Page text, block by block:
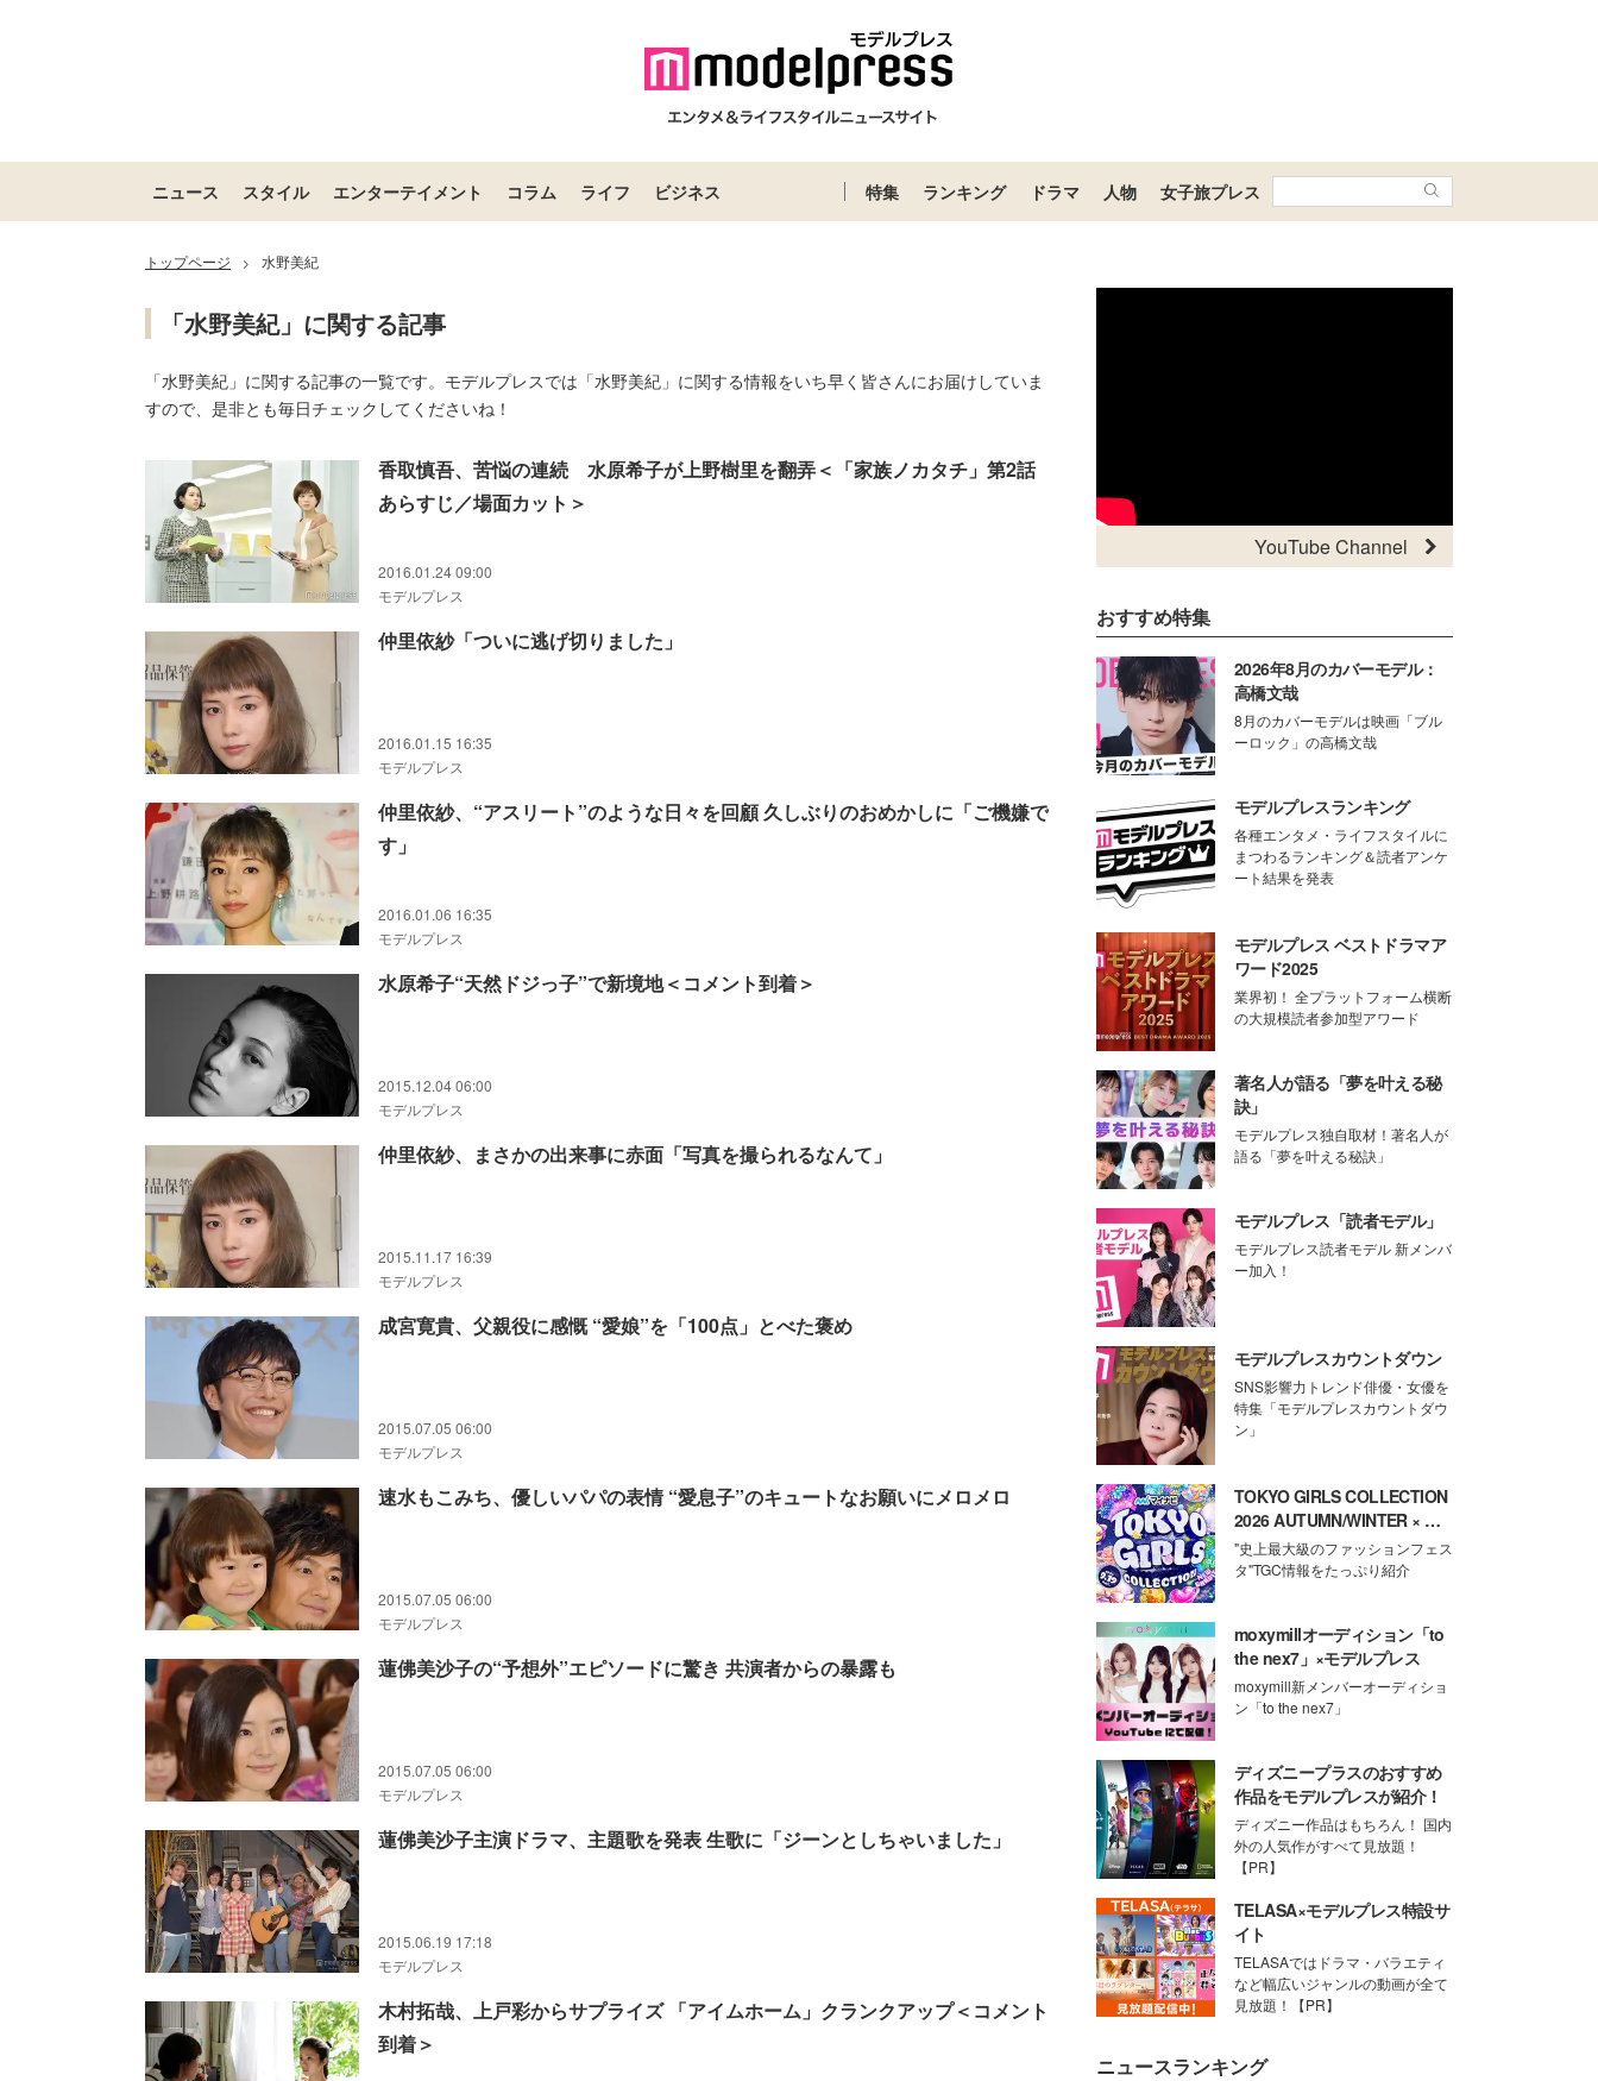
ニュース スタイル エンターテイメント コラム ライフ ビジネス 特集 ランキング ドラマ 人物 女子旅プレス
トップページ > 水野美紀
「水野美紀」に関する記事
「水野美紀」に関する記事の一覧です。モデルプレスでは「水野美紀」に関する情報をいち早く皆さんにお届けしていま
すので、是非とも毎日チェックしてくださいね！
香取慎吾、苦悩の連続 水原希子が上野樹里を翻弄＜「家族ノカタチ」第2話
あらすじ／場面カット＞
2016.01.24 09:00
モデルプレス
仲里依紗「ついに逃げ切りました」
2016.01.15 16:35
モデルプレス
仲里依紗、“アスリート”のような日々を回顧 久しぶりのおめかしに「ご機嫌で
す」
2016.01.06 16:35
モデルプレス
水原希子“天然ドジっ子”で新境地＜コメント到着＞
2015.12.04 06:00
モデルプレス
仲里依紗、まさかの出来事に赤面「写真を撮られるなんて」
2015.11.17 16:39
モデルプレス
成宮寛貴、父親役に感慨 “愛娘”を「100点」とべた褒め
2015.07.05 06:00
モデルプレス
速水もこみち、優しいパパの表情 “愛息子”のキュートなお願いにメロメロ
2015.07.05 06:00
モデルプレス
蓮佛美沙子の“予想外”エピソードに驚き 共演者からの暴露も
2015.07.05 06:00
モデルプレス
蓮佛美沙子主演ドラマ、主題歌を発表 生歌に「ジーンとしちゃいました」
2015.06.19 17:18
モデルプレス
木村拓哉、上戸彩からサプライズ 「アイムホーム」クランクアップ＜コメント
到着＞
YouTube Channel
おすすめ特集
2026年8月のカバーモデル：
高橋文哉
8月のカバーモデルは映画「ブル
ーロック」の高橋文哉
モデルプレスランキング
各種エンタメ・ライフスタイルに
まつわるランキング＆読者アンケ
ート結果を発表
モデルプレス ベストドラマア
ワード2025
業界初！ 全プラットフォーム横断
の大規模読者参加型アワード
著名人が語る「夢を叶える秘
訣」
モデルプレス独自取材！著名人が
語る「夢を叶える秘訣」
モデルプレス「読者モデル」
モデルプレス読者モデル 新メンバ
ー加入！
モデルプレスカウントダウン
SNS影響力トレンド俳優・女優を
特集「モデルプレスカウントダウ
ン」
TOKYO GIRLS COLLECTION
2026 AUTUMN/WINTER × モ
デルプレス
"史上最大級のファッションフェス
タ"TGC情報をたっぷり紹介
moxymillオーディション「to
the nex7」×モデルプレス
moxymill新メンバーオーディショ
ン「to the nex7」
ディズニープラスのおすすめ
作品をモデルプレスが紹介！
ディズニー作品はもちろん！ 国内
外の人気作がすべて見放題！
【PR】
TELASA×モデルプレス特設サ
イト
TELASAではドラマ・バラエティ
など幅広いジャンルの動画が全て
見放題！【PR】
ニュースランキング